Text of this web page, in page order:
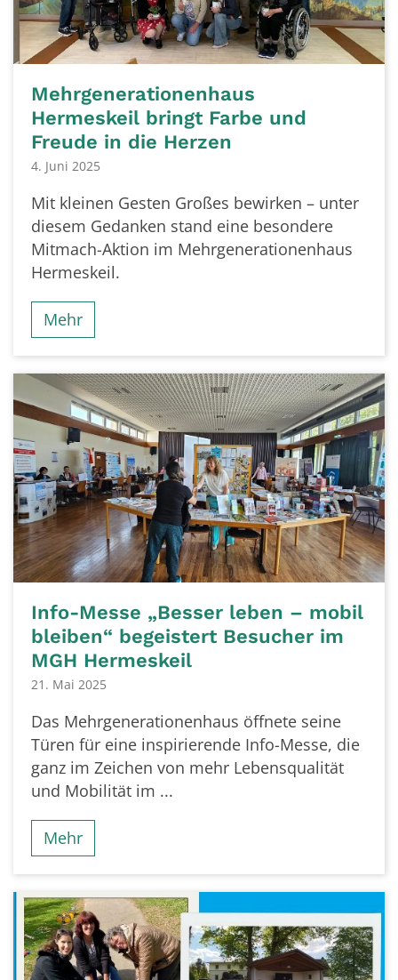
Mehrgenerationenhaus
Hermeskeil bringt Farbe und
Freude in die Herzen
4. Juni 2025
Mit kleinen Gesten Großes bewirken – unter
diesem Gedanken stand eine besondere
Mitmach-Aktion im Mehrgenerationenhaus
Hermeskeil.
Mehr
Info-Messe „Besser leben – mobil
bleiben“ begeistert Besucher im
MGH Hermeskeil
21. Mai 2025
Das Mehrgenerationenhaus öffnete seine
Türen für eine inspirierende Info-Messe, die
ganz im Zeichen von mehr Lebensqualität
und Mobilität im ...
Mehr